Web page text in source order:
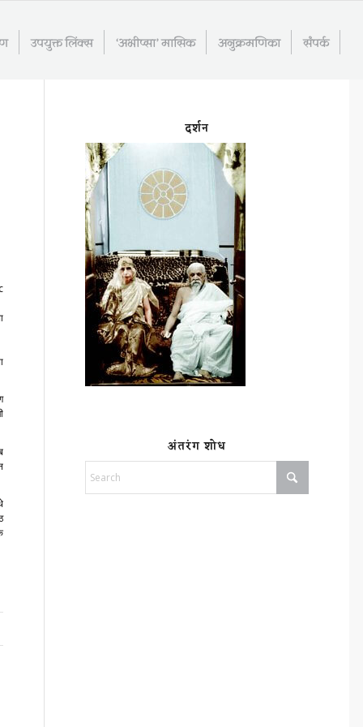
उपयुक्त लिंक्स ‘अभीप्सा’ मासिक अनुक्रमणिका संपर्क
दर्शन
अंतरंग शोध